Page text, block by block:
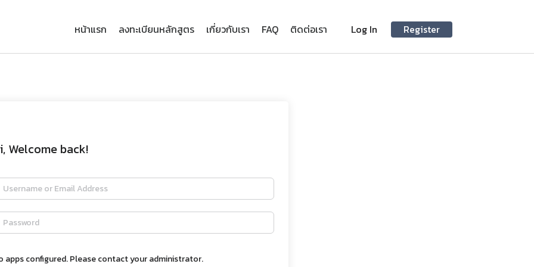
หน้าแรก ลงทะเบียนหลักสูตร เกี่ยวกับเรา FAQ ติดต่อเรา Log In Register
Welcome back!
apps configured. Please contact your administrator.